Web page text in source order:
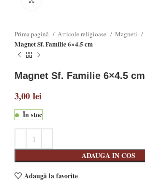
Prima pagină Articole religioase Magneti
Magnet Sf. Familie 6×4.5 cm
Magnet Sf. Familie 6×4.5 cm
3,00 lei
În stoc
ADAUGA IN COS
Adaugă la favorite